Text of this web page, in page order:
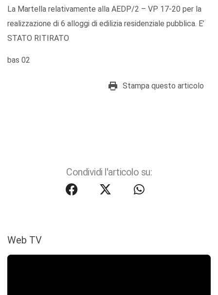
La Martella relativamente alla AEDP/2 – VP 17-20 per la
realizzazione di 6 alloggi di edilizia residenziale pubblica. E’
STATO RITIRATO
bas 02
Stampa questo articolo
Condividi l'articolo su:
Web TV